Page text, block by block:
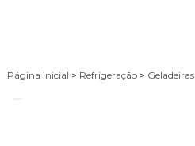
Página Inicial > Refrigeração > Geladeiras